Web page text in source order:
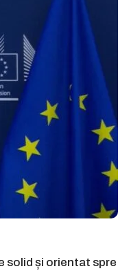
solid și orientat spre